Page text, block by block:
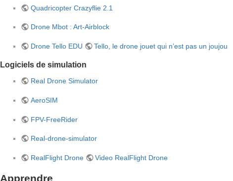
Quadricopter Crazyflie 2.1
Drone Mbot : Art-Airblock
Drone Tello EDU Tello, le drone jouet qui n’est pas un joujou
Logiciels de simulation
Real Drone Simulator
AeroSIM
FPV-FreeRider
Real-drone-simulator
RealFlight Drone Video RealFlight Drone
Apprendre